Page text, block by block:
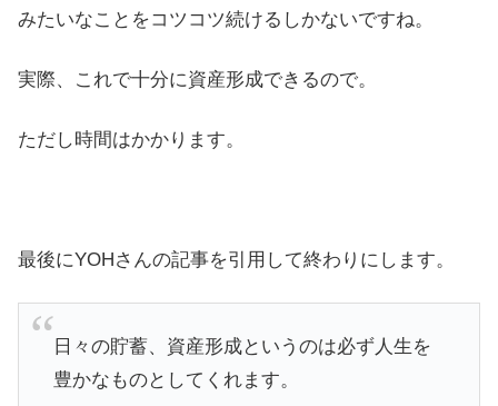
みたいなことをコツコツ続けるしかないですね。
実際、これで十分に資産形成できるので。
ただし時間はかかります。
最後にYOHさんの記事を引用して終わりにします。
日々の貯蓄、資産形成というのは必ず人生を
豊かなものとしてくれます。